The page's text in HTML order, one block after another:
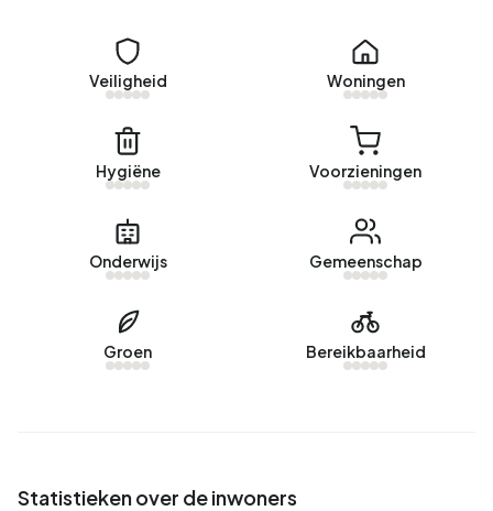
Momenteel zijn er geen woningen te koop in
Bedrijventerrein Gietersplaats. Afgelopen jaar zijn er geen
woningen verkocht in Bedrijventerrein Gietersplaats.
Huurwoningen
2 woningen te huur in Bedrijventerrein Gietersplaats
De meest recentelijke woning is
Steurstraat 3C
aangeboden door Arcuris bedrijfsmakelaars. Het
afgelopen jaar zijn er 1 woningen verhuurd in
Bedrijventerrein Gietersplaats. Een aanbod werd
gemiddeld in 69 dagen verhuurd.
De gemiddelde huurprijs voor een huurwoning in
Veiligheid Woningen
Hygiëne Voorzieningen
Onderwijs Gemeenschap
Groen Bereikbaarheid
Statistieken over de inwoners